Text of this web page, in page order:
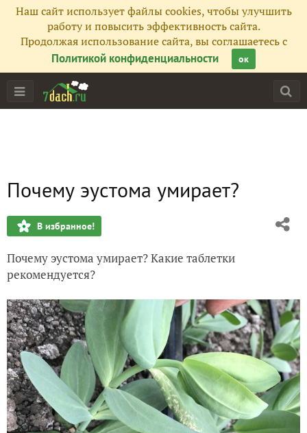
Наш сайт использует файлы cookies, чтобы улучшить
работу и повысить эффективность сайта.
Продолжая использование сайта, вы соглашаетесь с
Политикой конфиденциальности
ок
Почему эустома умирает?
В избранное!
Почему эустома умирает? Какие таблетки
рекомендуется?